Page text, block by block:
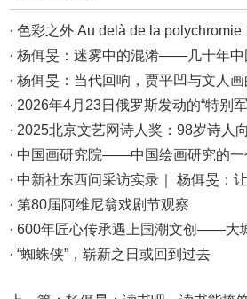
· 杨佴旻：当代回响，贾平凹与文人
· 中国画研究院——中国绘画研究的一
· 中新社东西问采访实录｜ 杨佴旻：
· 第80届阿维尼翁戏剧节观察
· “蜘蛛侠”，崭新之日或回到过去